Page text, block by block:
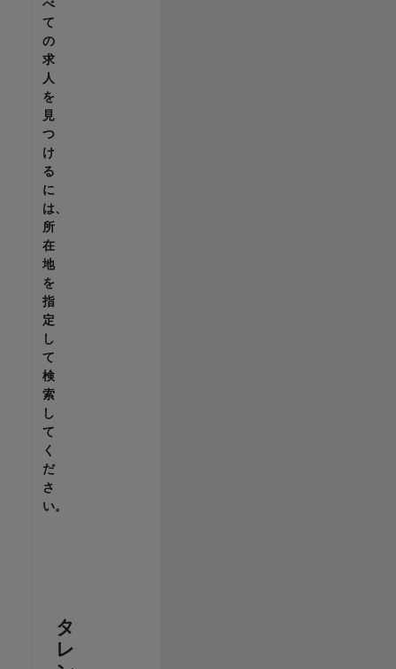
べ
て
の
求
人
を
見
つ
け
る
に
は、
所
在
地
を
指
定
し
て
検
索
し
て
く
だ
さ
い。
タ
レ